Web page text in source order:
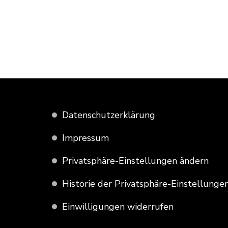
Datenschutzerklärung
Impressum
Privatsphäre-Einstellungen ändern
Historie der Privatsphäre-
Einwilligungen widerrufen